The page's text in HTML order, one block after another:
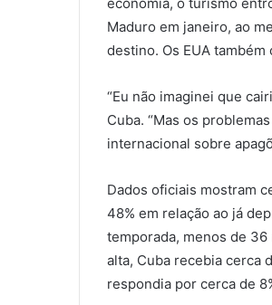
Maduro em janeiro, ao
destino. Os EUA
“Eu não imaginei que
Cuba. “Mas os
internacional sobre
Dados oficiais mostram
48% em relação ao já
temporada, menos de 36
alta, Cuba recebia cerca
respondia por cerca de